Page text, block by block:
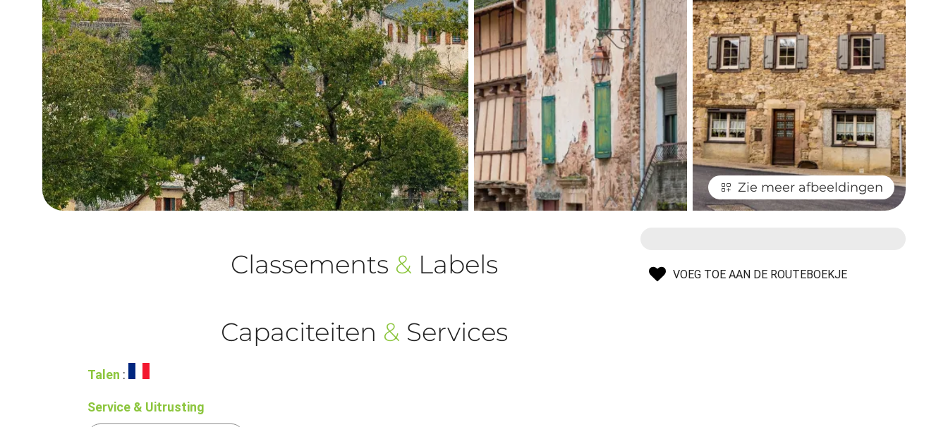
Zie meer afbeeldingen
VOEG TOE AAN DE ROUTEBOEKJE
Classements & Labels
Capaciteiten & Services
Talen :
Service & Uitrusting